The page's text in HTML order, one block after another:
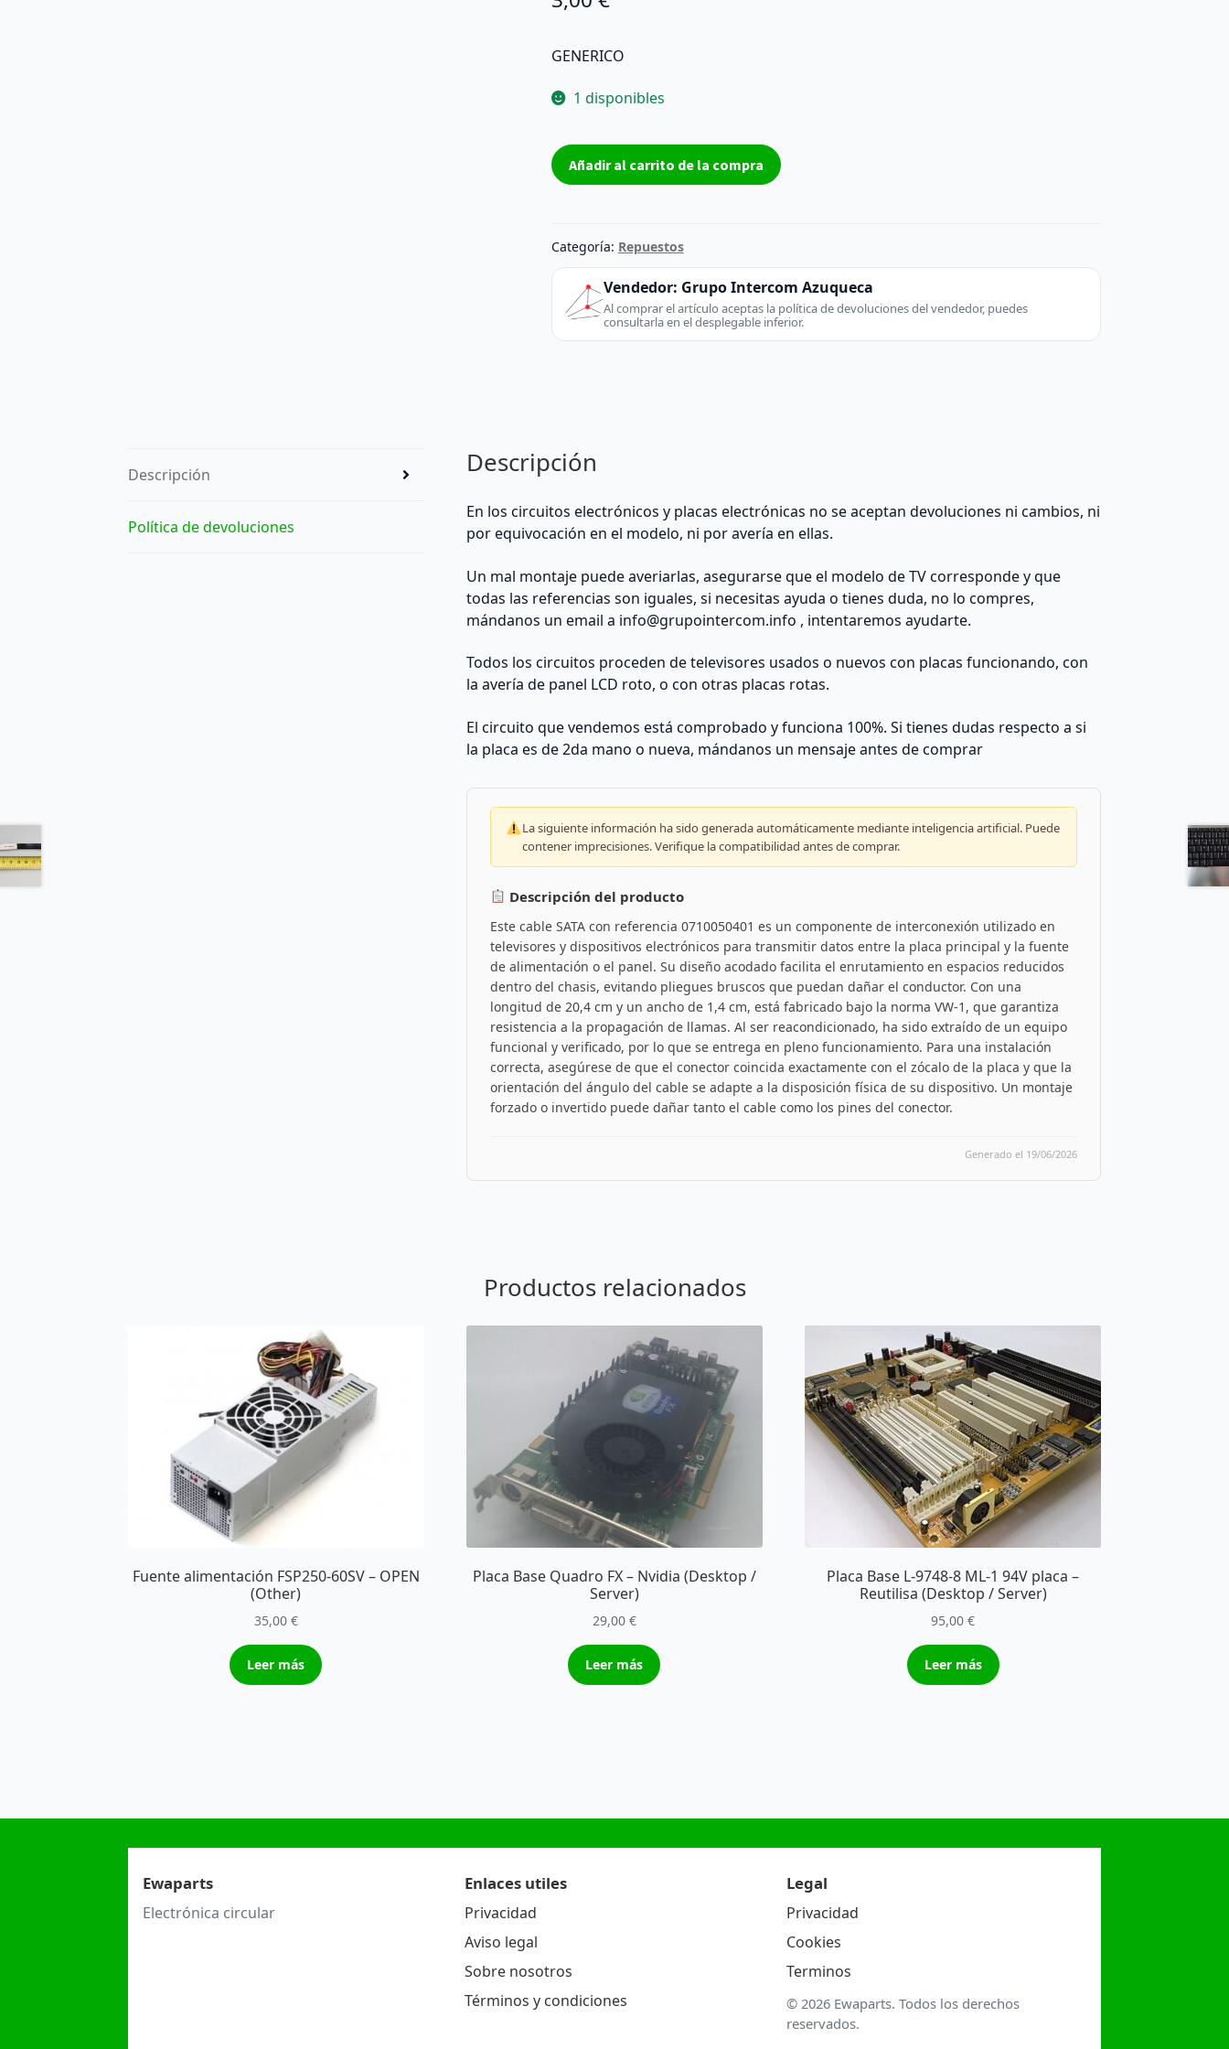
GENERICO
1 disponibles
CABLE
SATA
0710050401
59
Medidas
20,4cm
ACODADO
REACONDICIONADO
cantidad
Añadir al carrito de la compra
Categoría: Repuestos
Vendedor: Grupo Intercom Azuqueca
Al comprar el artículo aceptas la política de devoluciones del vendedor, puedes
consultarla en el desplegable inferior.
Descripción
Política de devoluciones
Descripción
En los circuitos electrónicos y placas electrónicas no se aceptan devoluciones ni cambios, ni
por equivocación en el modelo, ni por avería en ellas.
Un mal montaje puede averiarlas, asegurarse que el modelo de TV corresponde y que
todas las referencias son iguales, si necesitas ayuda o tienes duda, no lo compres,
mándanos un email a info@grupointercom.info , intentaremos ayudarte.
Todos los circuitos proceden de televisores usados o nuevos con placas funcionando, con
la avería de panel LCD roto, o con otras placas rotas.
El circuito que vendemos está comprobado y funciona 100%. Si tienes dudas respecto a si
la placa es de 2da mano o nueva, mándanos un mensaje antes de comprar
La siguiente información ha sido generada automáticamente mediante inteligencia artificial. Puede
contener imprecisiones. Verifique la compatibilidad antes de comprar.
Descripción del producto
Este cable SATA con referencia 0710050401 es un componente de interconexión utilizado en
televisores y dispositivos electrónicos para transmitir datos entre la placa principal y la fuente
de alimentación o el panel. Su diseño acodado facilita el enrutamiento en espacios reducidos
dentro del chasis, evitando pliegues bruscos que puedan dañar el conductor. Con una
longitud de 20,4 cm y un ancho de 1,4 cm, está fabricado bajo la norma VW-1, que garantiza
resistencia a la propagación de llamas. Al ser reacondicionado, ha sido extraído de un equipo
funcional y verificado, por lo que se entrega en pleno funcionamiento. Para una instalación
correcta, asegúrese de que el conector coincida exactamente con el zócalo de la placa y que la
orientación del ángulo del cable se adapte a la disposición física de su dispositivo. Un montaje
forzado o invertido puede dañar tanto el cable como los pines del conector.
Generado el 19/06/2026
Productos relacionados
Fuente alimentación FSP250-60SV – OPEN
(Other)
35,00 €
Leer más
Placa Base Quadro FX – Nvidia (Desktop /
Server)
29,00 €
Leer más
Placa Base L-9748-8 ML-1 94V placa –
Reutilisa (Desktop / Server)
95,00€
Leer más
Ewaparts
Electrónica circular
Enlaces utiles
Privacidad
Aviso legal
Sobre nosotros
Términos y condiciones
Legal
Privacidad
Cookies
Terminos
© 2026 Ewaparts. Todos los derechos
reservados.